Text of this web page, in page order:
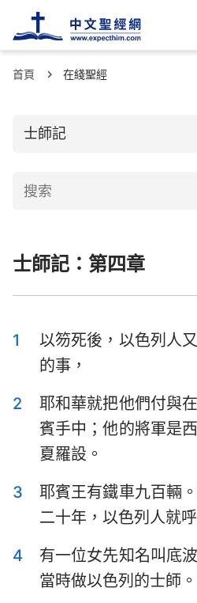
首頁 在綫聖經
士師記
舊約聖經
創世記
申命記
撒母耳記上
歷代志上
以斯拉記
以斯帖記
以賽亞書
耶利米哀歌
但以理書
士師記：第四章
1 以笏死後，以色列人
的事，
2
耶和華就把他們付與
賓手中；他的將軍是
夏羅設。
3
耶賓王有鐵車九百輛
二十年，以色列人就
4
有一位女先知名叫底
當時做以色列的士師。